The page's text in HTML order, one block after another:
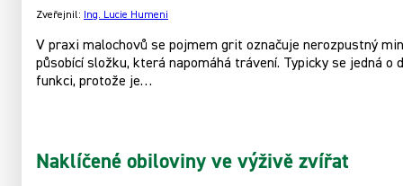
Zveřejnil: Ing. Lucie Humeni
V praxi malochovů se pojmem grit označuje nerozpustný
působící složku, která napomáhá trávení. Typicky se jedná
funkci, protože je…
Naklíčené obiloviny ve výživě zvířat